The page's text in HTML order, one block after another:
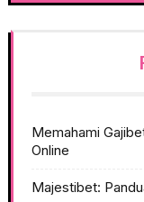
Memahami
Online
Majestibet: